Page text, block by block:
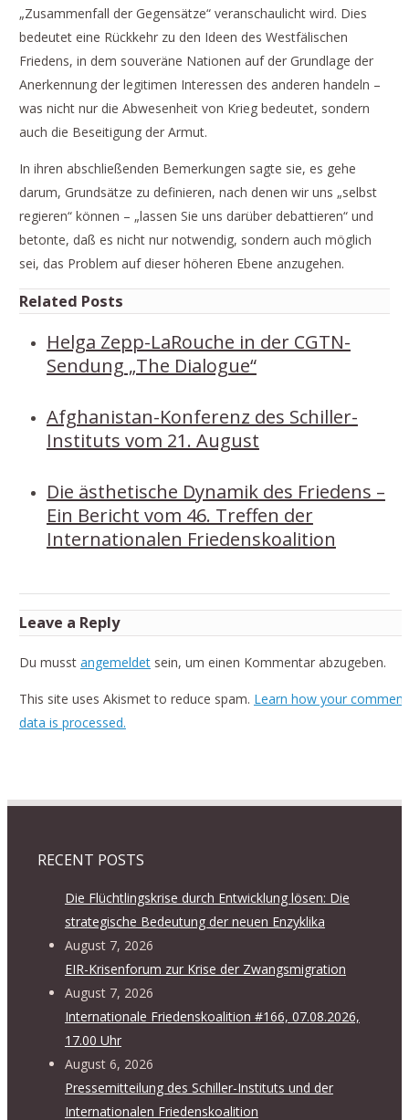
„Zusammenfall der Gegensätze“ veranschaulicht wird. Dies
bedeutet eine Rückkehr zu den Ideen des Westfälischen
Friedens, in dem souveräne Nationen auf der Grundlage der
Anerkennung der legitimen Interessen des anderen handeln –
was nicht nur die Abwesenheit von Krieg bedeutet, sondern
auch die Beseitigung der Armut.
In ihren abschließenden Bemerkungen sagte sie, es gehe
darum, Grundsätze zu definieren, nach denen wir uns „selbst
regieren“ können – „lassen Sie uns darüber debattieren“ und
betonte, daß es nicht nur notwendig, sondern auch möglich
sei, das Problem auf dieser höheren Ebene anzugehen.
Related Posts
Helga Zepp-LaRouche in der CGTN-
Sendung „The Dialogue“
Afghanistan-Konferenz des Schiller-
Instituts vom 21. August
Die ästhetische Dynamik des Friedens –
Ein Bericht vom 46. Treffen der
Internationalen Friedenskoalition
Leave a Reply
Du musst angemeldetsein, um einen Kommentar abzugeben.
This site uses Akismet to reduce spam. Learn how your comment
data is processed.
RECENT POSTS
Die Flüchtlingskrise durch Entwicklung lösen: Die
strategische Bedeutung der neuen Enzyklika
August 7, 2026
EIR-Krisenforum zur Krise der Zwangsmigration
August 7, 2026
Internationale Friedenskoalition #166, 07.08.2026,
17.00 Uhr
August 6, 2026
Pressemitteilung des Schiller-Instituts und der
Internationalen Friedenskoalition